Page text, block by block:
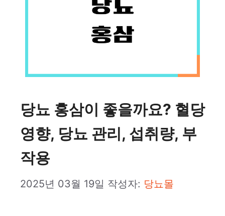
당뇨 홍삼이 좋을까요? 혈당
영향, 당뇨 관리, 섭취량, 부
작용
2025년 03월 19일 작성자: 당뇨몰